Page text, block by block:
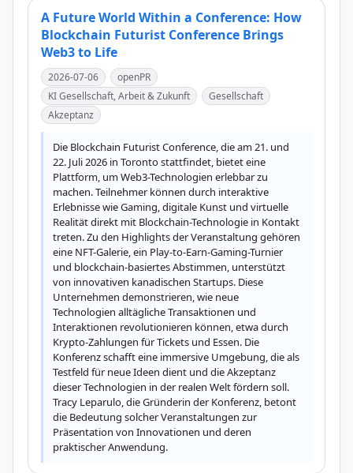
A Future World Within a Conference: How
Blockchain Futurist Conference Brings
Web3 to Life
2026-07-06
openPR
KI Gesellschaft, Arbeit & Zukunft
Gesellschaft
Akzeptanz
Die Blockchain Futurist Conference, die am 21. und
22. Juli 2026 in Toronto stattfindet, bietet eine
Plattform, um Web3-Technologien erlebbar zu
machen. Teilnehmer können durch interaktive
Erlebnisse wie Gaming, digitale Kunst und virtuelle
Realität direkt mit Blockchain-Technologie in Kontakt
treten. Zu den Highlights der Veranstaltung gehören
eine NFT-Galerie, ein Play-to-Earn-Gaming-Turnier
und blockchain-basiertes Abstimmen, unterstützt
von innovativen kanadischen Startups. Diese
Unternehmen demonstrieren, wie neue
Technologien alltägliche Transaktionen und
Interaktionen revolutionieren können, etwa durch
Krypto-Zahlungen für Tickets und Essen. Die
Konferenz schafft eine immersive Umgebung, die als
Testfeld für neue Ideen dient und die Akzeptanz
dieser Technologien in der realen Welt fördern soll.
Tracy Leparulo, die Gründerin der Konferenz, betont
die Bedeutung solcher Veranstaltungen zur
Präsentation von Innovationen und deren
praktischer Anwendung.